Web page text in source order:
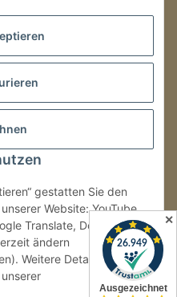
gestatten Sie den
Website: YouTube,
Translate, Doofinder.
ändern
Weitere Details finden
✕